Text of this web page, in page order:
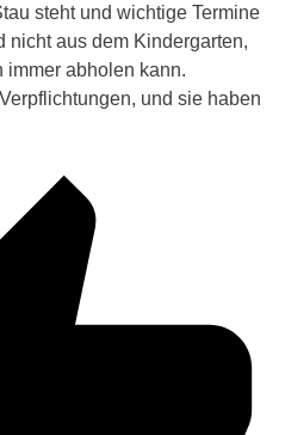
steht und wichtige Termine
nicht aus dem Kindergarten,
immer abholen kann.
und sie haben